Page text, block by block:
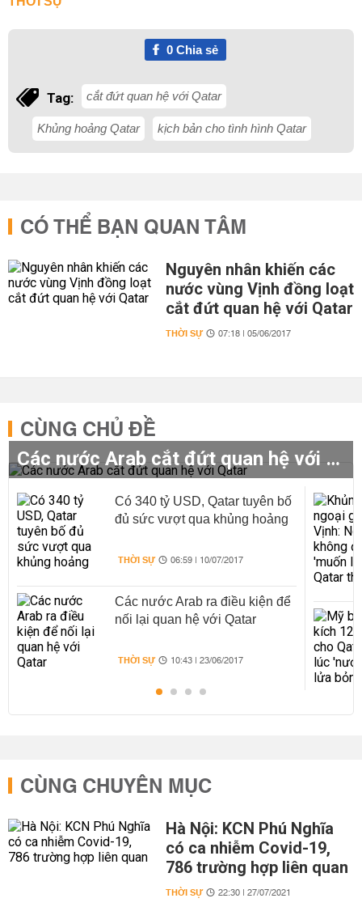
0Chia sẻ
Tag: cắt đứt quan hệ với Qatar
Khủng hoảng Qatar kịch bản cho tình hình Qatar
CÓ THỂ BẠN QUAN TÂM
Nguyên nhân khiến các
nước vùng Vịnh đồng loạt
cắt đứt quan hệ với Qatar
THỜI SỰ 07:18 | 05/06/2017
CÙNG CHỦ ĐỀ
Các nước Arab cắt đứt quan hệ với Qatar
Có 340 tỷ USD, Qatar tuyên bố
đủ sức vượt qua khủng hoảng
THỜI SỰ 06:59 | 10/07/2017
Các nước Arab ra điều kiện để
nối lại quan hệ với Qatar
THỜI SỰ 10:43 | 23/06/2017
CÙNG CHUYÊN MỤC
Hà Nội: KCN Phú Nghĩa
có ca nhiễm Covid-19,
786 trường hợp liên quan
THỜI SỰ 22:30 | 27/07/2021